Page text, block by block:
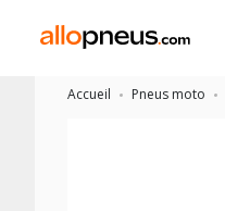
Accueil Pneus moto